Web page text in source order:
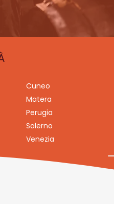
Cuneo
Matera
Perugia
Salerno
Venezia